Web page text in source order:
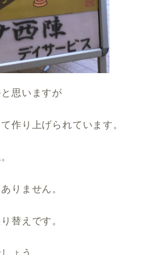
思いますが
作り上げられています。
りません。
替えです。